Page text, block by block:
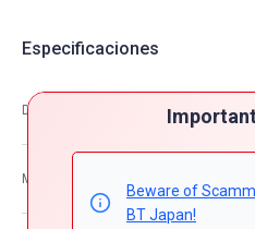
Beware of
BT Japan!
Especificaciones
Dimensión
M3